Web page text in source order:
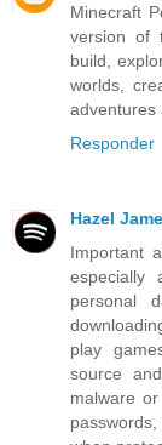
Minecraft
version of
build,
worlds,
adventures
Responder
Hazel
Important
especially
personal
play
source
malware